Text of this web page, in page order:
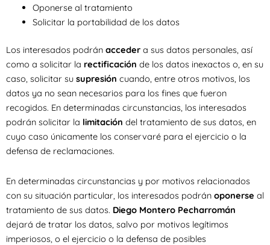
Oponerse al tratamiento
Solicitar la portabilidad de los datos
Los interesados podrán acceder a sus datos personales, así
como a solicitar la rectificación de los datos inexactos o, en su
caso, solicitar su supresión cuando, entre otros motivos, los
datos ya no sean necesarios para los fines que fueron
recogidos. En determinadas circunstancias, los interesados
podrán solicitar la limitación del tratamiento de sus datos, en
cuyo caso únicamente los conservaré para el ejercicio o la
defensa de reclamaciones.
En determinadas circunstancias y por motivos relacionados
con su situación particular, los interesados podrán oponerse al
tratamiento de sus datos. Diego Montero Pecharromán
dejará de tratar los datos, salvo por motivos legítimos
imperiosos, o el ejercicio o la defensa de posibles